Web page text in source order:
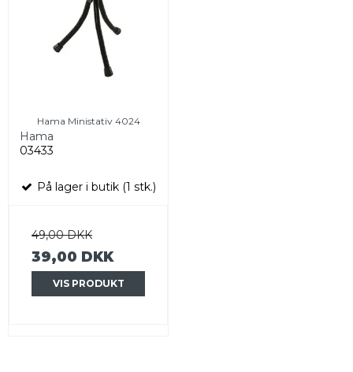
Hama Ministativ 4024
Hama
03433
På lager i butik (1 stk.)
49,00 DKK
39,00 DKK
VIS PRODUKT